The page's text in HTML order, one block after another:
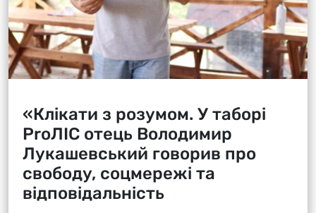
«Клікати з розумом. У таборі
ProЛІС отець Володимир
Лукашевський говорив про
свободу, соцмережі та
відповідальність